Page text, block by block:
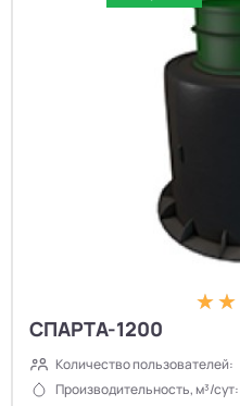
СПАРТА-1200
Количество пользователей:
Производительность, м³/сут: